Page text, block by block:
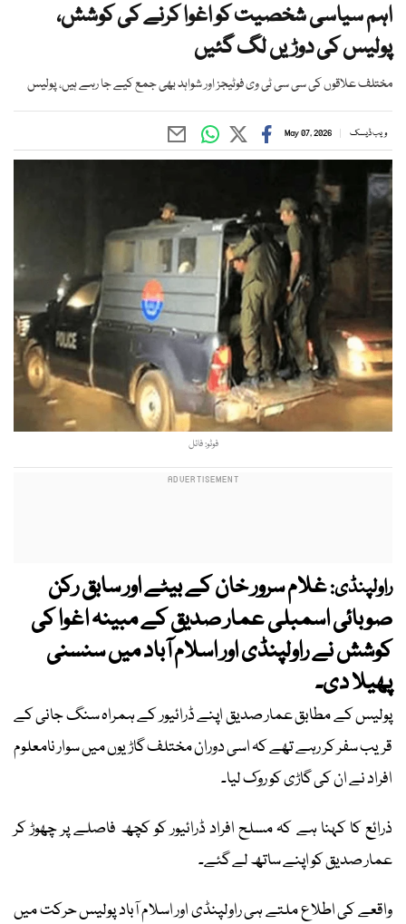
اہم سیاسی شخصیت کو اغوا کرنے کی کوشش،
پولیس کی دوڑیں لگ گئیں
مختلف علاقوں کی سی سی ٹی وی فوٹیجز اور شواہد بھی جمع کیے جا رہے ہیں، پولیس
ویب ڈیسک May 07, 2026
فوٹو: فائل
راولپنڈی:غلام سرور خان کے بیٹے اور سابق رکن
صوبائی اسمبلی عمار صدیق کے مبینہ اغوا کی
کوشش نے راولپنڈی اور اسلام آباد میں سنسنی
پھیلا دی۔
پولیس کے مطابق عمار صدیق اپنے ڈرائیور کے ہمراہ سنگ جانی کے
قریب سفر کر رہے تھے کہ اسی دوران مختلف گاڑیوں میں سوار نامعلوم
افراد نے ان کی گاڑی کو روک لیا۔
ذرائع کا کہنا ہے کہ مسلح افراد ڈرائیور کو کچھ فاصلے پر چھوڑ کر
عمار صدیق کو اپنے ساتھ لے گئے۔
واقعے کی اطلاع ملتے ہی راولپنڈی اور اسلام آباد پولیس حرکت میں